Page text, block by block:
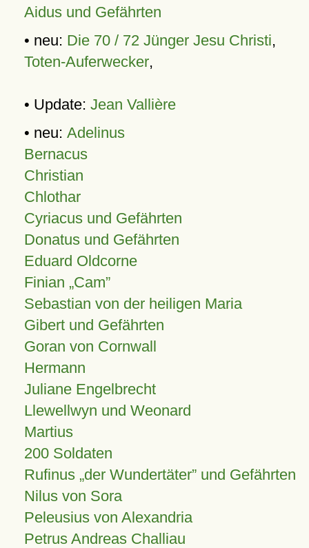
Aidus und Gefährten
• neu: Die 70 / 72 Jünger Jesu Christi,
Toten-Auferwecker,
• Update: Jean Vallière
• neu: Adelinus
Bernacus
Christian
Chlothar
Cyriacus und Gefährten
Donatus und Gefährten
Eduard Oldcorne
Finian Cam
Sebastian von der heiligen Maria
Gibert und Gefährten
Goran von Cornwall
Hermann
Juliane Engelbrecht
Llewellwyn und Weonard
Martius
200 Soldaten
Rufinus „der Wundertäter” und Gefährten
Nilus von Sora
Peleusius von Alexandria
Petrus Andreas Challiau